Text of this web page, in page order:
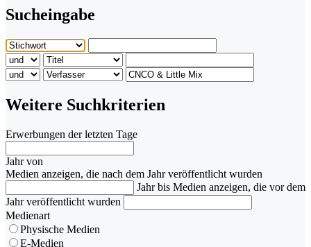
Sucheingabe
Weitere Suchkriterien
Erwerbungen der letzten Tage
Jahr von
Medien anzeigen, die nach dem Jahr veröffentlicht wurden
Jahr bis Medien anzeigen, die vor dem
Jahr veröffentlicht wurden
Medienart
Physische Medien
E-Medien